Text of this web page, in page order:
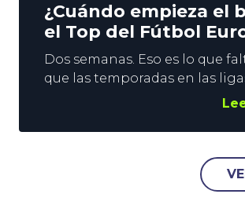
¿Cuándo empieza el
el Top del Fútbol
Dos semanas. Eso es lo que
que las temporadas en las
Fútbol Europeo se pongan
levanta el telón en Inglaterra,
España, y una semana
llegará el turno a Alemania e